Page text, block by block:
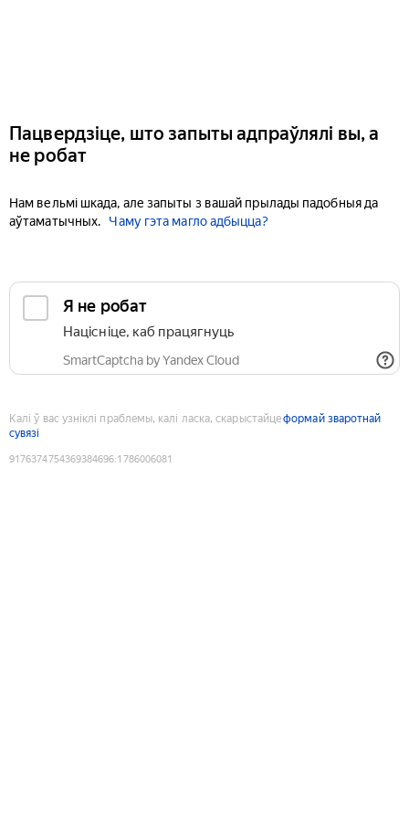
Пацвердзіце, што запыты адпраўлялі вы, а
не робат
Нам вельмі шкада, але запыты з вашай прылады падобныя да
аўтаматычных.
Чаму гэта магло адбыцца?
Я не робат
Націсніце, каб працягнуць
SmartCaptcha by Yandex Cloud
Калі ў вас узніклі праблемы, калі ласка, скарыстайцеформай зваротнай
сувязі
9176374754369384696:1786006081